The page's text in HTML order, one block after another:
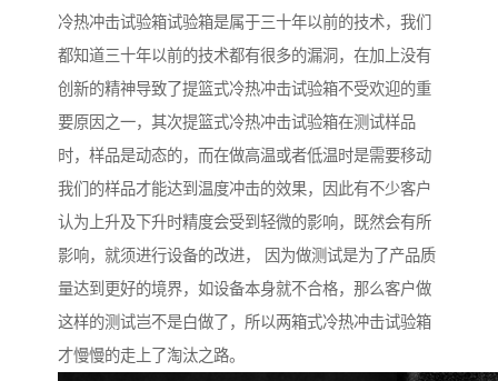
冷热冲击试验箱试验箱是属于三十年以前的技术，我们
都知道三十年以前的技术都有很多的漏洞，在加上没有
创新的精神导致了提篮式冷热冲击试验箱不受欢迎的重
要原因之一，其次提篮式冷热冲击试验箱在测试样品
时，样品是动态的，而在做高温或者低温时是需要移动
我们的样品才能达到温度冲击的效果，因此有不少客户
认为上升及下升时精度会受到轻微的影响，既然会有所
影响，就须进行设备的改进， 因为做测试是为了产品质
量达到更好的境界，如设备本身就不合格，那么客户做
这样的测试岂不是白做了，所以两箱式冷热冲击试验箱
才慢慢的走上了淘汰之路。